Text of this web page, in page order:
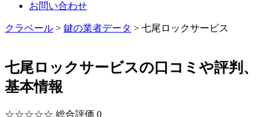
お問い合わせ
クラベール > 鍵の業者データ > 七尾ロックサービス
七尾ロックサービスの口コミや評判、
基本情報
☆☆☆☆☆ 総合評価 0